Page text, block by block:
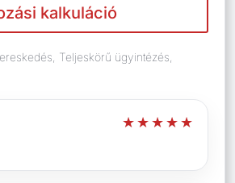
kalkuláció
Teljeskörű ügyintézés,
★★★★★
★★★★★